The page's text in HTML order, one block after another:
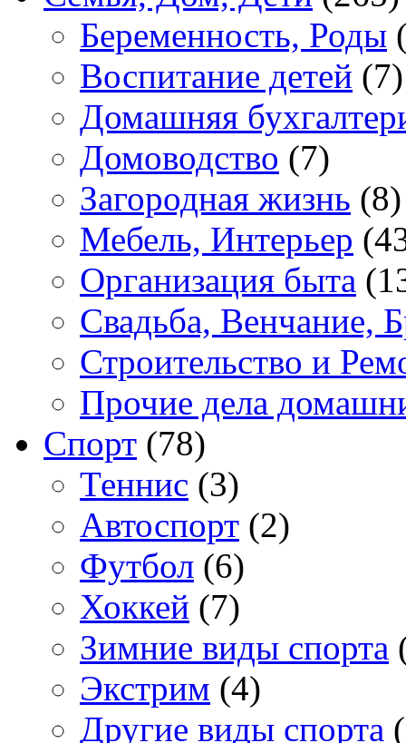
Беременность, Роды
Воспитание детей (7)
Домашняя
Домоводство (7)
Загородная жизнь (8)
Мебель, Интерьер
Организация быта
Свадьба, Венчание,
Строительство и
Прочие дела
Спорт (78)
Теннис (3)
Автоспорт (2)
Футбол (6)
Хоккей (7)
Зимние виды спорта
Экстрим (4)
Другие виды спорта